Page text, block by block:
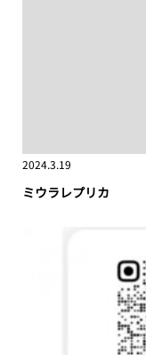
2024.3.19
ミウラレプリカ